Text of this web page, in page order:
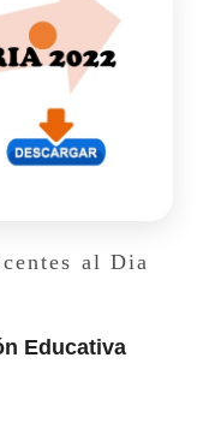
al Dia
Educativa